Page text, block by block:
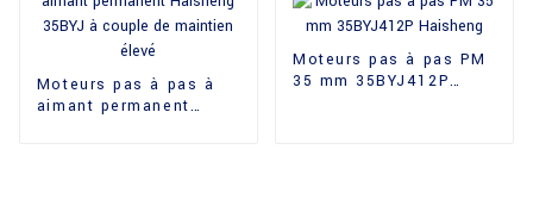
Moteurs pas à pas à
aimant permanent
Moteurs pas à pas PM
35 mm 35BYJ412P